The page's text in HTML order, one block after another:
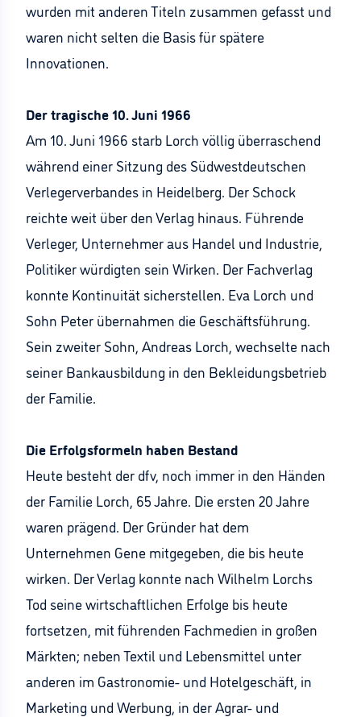
wurden mit anderen Titeln zusammen gefasst und
waren nicht selten die Basis für spätere
Innovationen.
Der tragische 10. Juni 1966
Am 10. Juni 1966 starb Lorch völlig überraschend
während einer Sitzung des Südwestdeutschen
Verlegerverbandes in Heidelberg. Der Schock
reichte weit über den Verlag hinaus. Führende
Verleger, Unternehmer aus Handel und Industrie,
Politiker würdigten sein Wirken. Der Fachverlag
konnte Kontinuität sicherstellen. Eva Lorch und
Sohn Peter übernahmen die Geschäftsführung.
Sein zweiter Sohn, Andreas Lorch, wechselte nach
seiner Bankausbildung in den Bekleidungsbetrieb
der Familie.
Die Erfolgsformeln haben Bestand
Heute besteht der dfv, noch immer in den Händen
der Familie Lorch, 65 Jahre. Die ersten 20 Jahre
waren prägend. Der Gründer hat dem
Unternehmen Gene mitgegeben, die bis heute
wirken. Der Verlag konnte nach Wilhelm Lorchs
Tod seine wirtschaftlichen Erfolge bis heute
fortsetzen, mit führenden Fachmedien in großen
Märkten; neben Textil und Lebensmittel unter
anderen im Gastronomie- und Hotelgeschäft, in
Marketing und Werbung, in der Agrar- und